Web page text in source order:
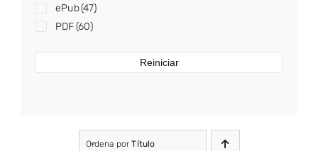
2025 (8)
2026(1)
ePub(47)
PDF(60)
Reiniciar
Ordena porTítulo